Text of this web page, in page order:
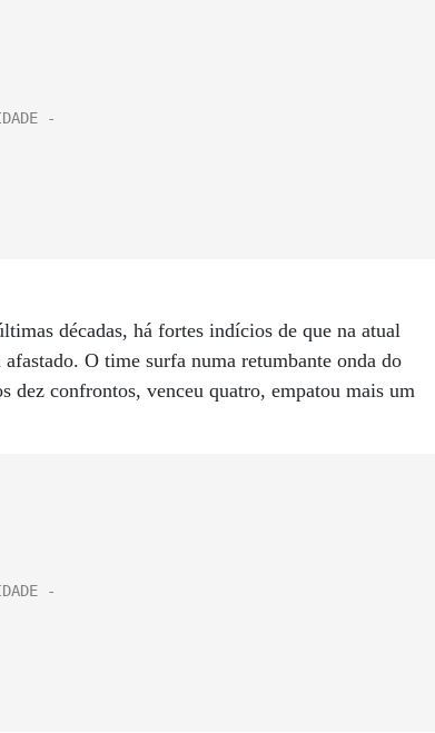
décadas, há fortes indícios de que na atual
O time surfa numa retumbante onda do
dez confrontos, venceu quatro, empatou mais um